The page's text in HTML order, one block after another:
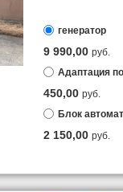
генератор
9 990,00руб.
Адаптация
450,00руб.
Блок
2 150,00руб.